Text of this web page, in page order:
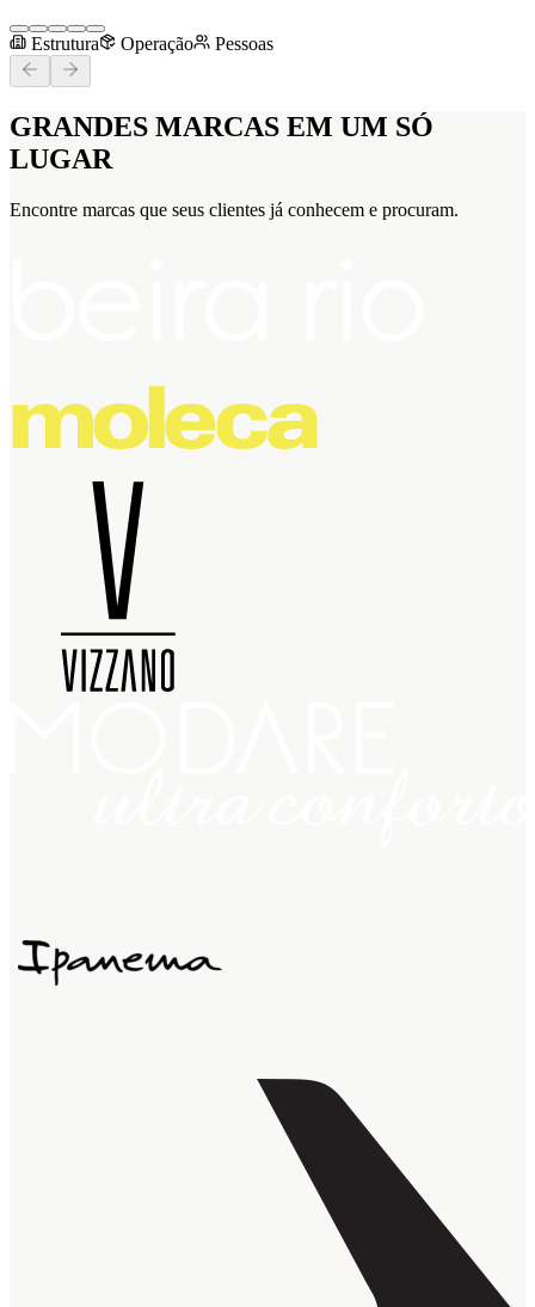
Estrutura Operação Pessoas
GRANDES MARCAS EM UM SÓ
LUGAR
Encontre marcas que seus clientes já conhecem e procuram.